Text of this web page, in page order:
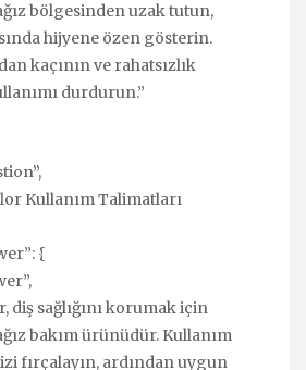
bölgesinden uzak tutun,
hijyene özen gösterin.
kaçının ve rahatsızlık
durdurun.”
Kullanım Talimatları
{
diş sağlığını korumak için
bakım ürünüdür. Kullanım
fırçalayın, ardından uygun